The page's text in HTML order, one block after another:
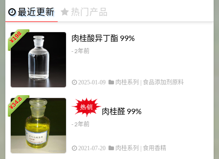
最近更新 热门产品
¥
198 肉桂酸异丁酯 99%
- 2年前
2025-01-09 肉桂系列 食品添加剂原料
¥
34.8
肉桂醛 99%
- 2年前
2021-07-20 肉桂系列 食用香精